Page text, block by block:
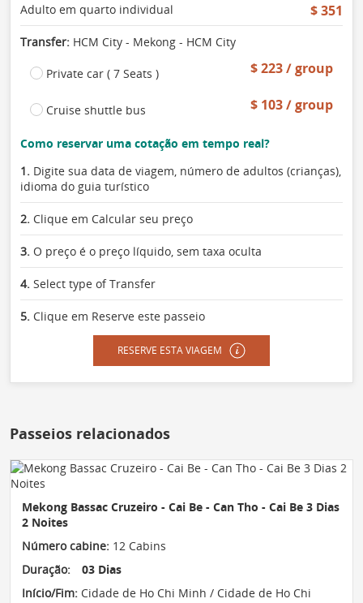
Adulto em quarto individual $ 351
Transfer: HCM City - Mekong - HCM City
Private car ( 7 Seats ) $ 223 / group
Cruise shuttle bus $ 103 / group
Como reservar uma cotação em tempo real?
1. Digite sua data de viagem, número de adultos (crianças),
idioma do guia turístico
2. Clique em Calcular seu preço
3. O preço é o preço líquido, sem taxa oculta
4. Select type of Transfer
5. Clique em Reserve este passeio
RESERVE ESTA VIAGEM
Passeios relacionados
Mekong Bassac Cruzeiro - Cai Be - Can Tho - Cai Be 3 Dias
2 Noites
Número cabine: 12 Cabins
Duração:
03 Dias
Início/Fim: Cidade de Ho Chi Minh / Cidade de Ho Chi